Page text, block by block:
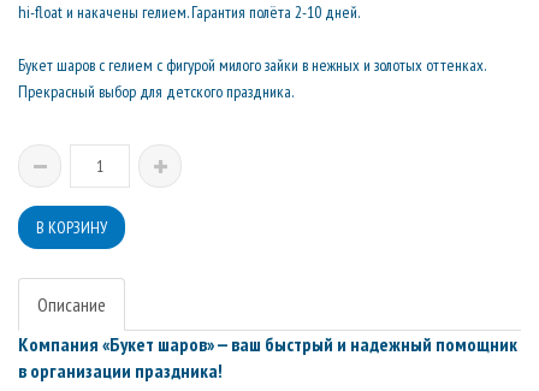
hi-float и накачены гелием. Гарантия полёта 2-10 дней.
Букет шаров с гелием с фигурой милого зайки в нежных и золотых оттенках.
Прекрасный выбор для детского праздника.
Описание
Компания «Букет шаров» — ваш быстрый и надежный помощник
в организации праздника!